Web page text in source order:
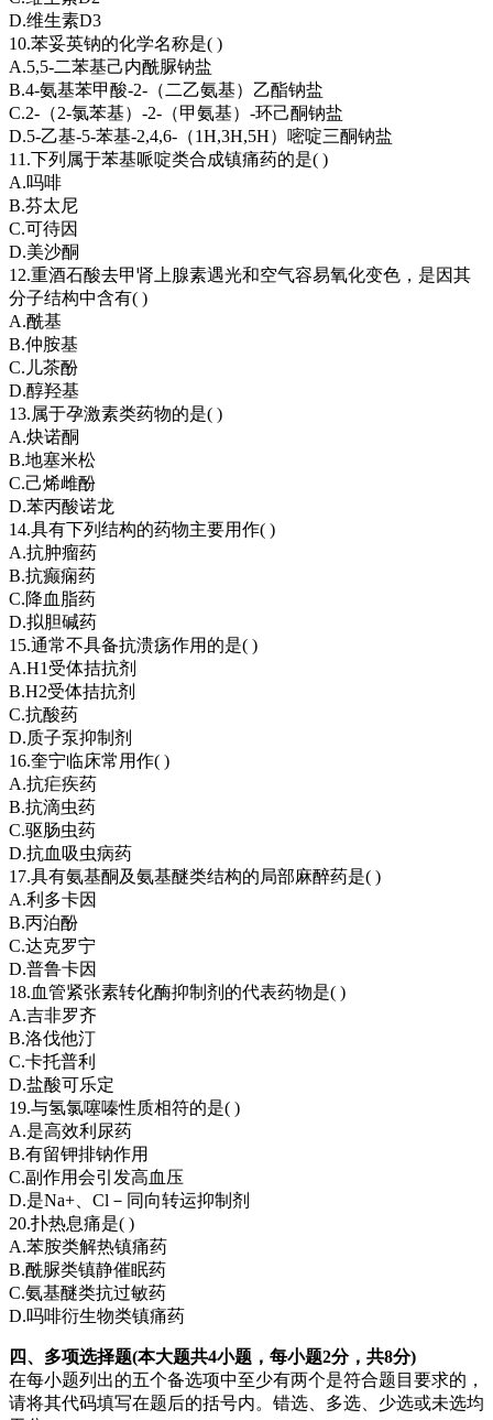
D.维生素D3
10.苯妥英钠的化学名称是( )
A.5,5-二苯基己内酰脲钠盐
B.4-氨基苯甲酸-2-（二乙氨基）乙酯钠盐
C.2-（2-氯苯基）-2-（甲氨基）-环己酮钠盐
D.5-乙基-5-苯基-2,4,6-（1H,3H,5H）嘧啶三酮钠盐
11.下列属于苯基哌啶类合成镇痛药的是( )
A.吗啡
B.芬太尼
C.可待因
D.美沙酮
12.重酒石酸去甲肾上腺素遇光和空气容易氧化变色，是因其
分子结构中含有( )
A.酰基
B.仲胺基
C.儿茶酚
D.醇羟基
13.属于孕激素类药物的是( )
A.炔诺酮
B.地塞米松
C.己烯雌酚
D.苯丙酸诺龙
14.具有下列结构的药物主要用作( )
A.抗肿瘤药
B.抗癫痫药
C.降血脂药
D.拟胆碱药
15.通常不具备抗溃疡作用的是( )
A.H1受体拮抗剂
B.H2受体拮抗剂
C.抗酸药
D.质子泵抑制剂
16.奎宁临床常用作( )
A.抗疟疾药
B.抗滴虫药
C.驱肠虫药
D.抗血吸虫病药
17.具有氨基酮及氨基醚类结构的局部麻醉药是( )
A.利多卡因
B.丙泊酚
C.达克罗宁
D.普鲁卡因
18.血管紧张素转化酶抑制剂的代表药物是( )
A.吉非罗齐
B.洛伐他汀
C.卡托普利
D.盐酸可乐定
19.与氢氯噻嗪性质相符的是( )
A.是高效利尿药
B.有留钾排钠作用
C.副作用会引发高血压
D.是Na+、Cl－同向转运抑制剂
20.扑热息痛是( )
A.苯胺类解热镇痛药
B.酰脲类镇静催眠药
C.氨基醚类抗过敏药
D.吗啡衍生物类镇痛药
四、多项选择题(本大题共4小题，每小题2分，共8分)
在每小题列出的五个备选项中至少有两个是符合题目要求的，
请将其代码填写在题后的括号内。错选、多选、少选或未选均